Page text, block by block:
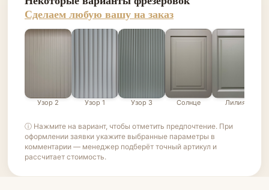
Сделаем любую вашу на заказ
Узор 2 Узор 1 Узор 3 Солнце Лилия
ⓘ Нажмите на вариант, чтобы отметить предпочтение. При
оформлении заявки укажите выбранные параметры в
комментарии — менеджер подберёт точный артикул и
рассчитает стоимость.